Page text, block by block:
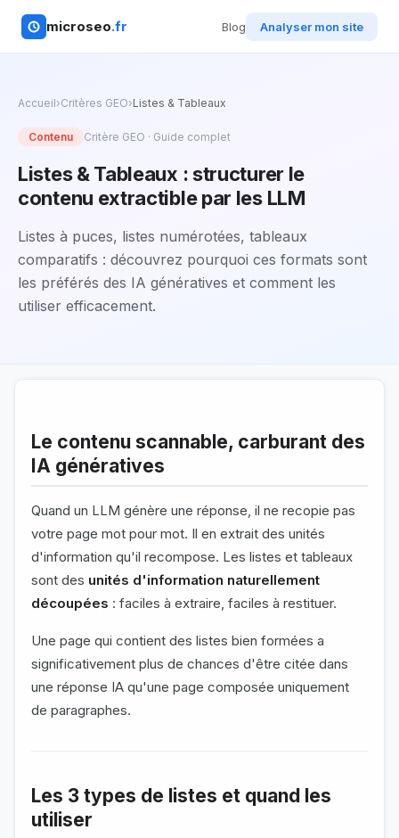
microseo.fr Blog Analyser mon site
Accueil›Critères GEO›Listes & Tableaux
Contenu Critère GEO · Guide complet
Listes & Tableaux : structurer le
contenu extractible par les LLM
Listes à puces, listes numérotées, tableaux
comparatifs : découvrez pourquoi ces formats sont
les préférés des IA génératives et comment les
utiliser efficacement.
Le contenu scannable, carburant des
IA génératives
Quand un LLM génère une réponse, il ne recopie pas
votre page mot pour mot. Il en extrait des unités
d'information qu'il recompose. Les listes et tableaux
sont des unités d'information naturellement
découpées : faciles à extraire, faciles à restituer.
Une page qui contient des listes bien formées a
significativement plus de chances d'être citée dans
une réponse IA qu'une page composée uniquement
de paragraphes.
Les 3 types de listes et quand les
utiliser